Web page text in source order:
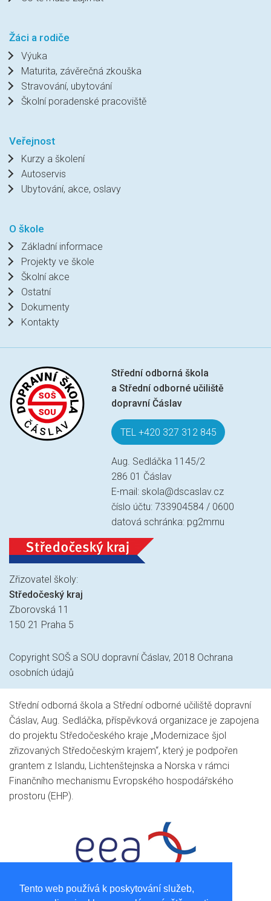
Tento web používá k poskytování služeb,
Žáci a rodiče
Výuka
Maturita, závěrečná zkouška
Stravování, ubytování
Školní poradenské pracoviště
Veřejnost
Kurzy a školení
Autoservis
Ubytování, akce, oslavy
O škole
Základní informace
Projekty ve škole
Školní akce
Ostatní
Dokumenty
Kontakty
Střední odborná škola
a Střední odborné učiliště
dopravní Čáslav
TEL +420 327 312 845
Aug. Sedláčka 1145/2
286 01 Čáslav
E-mail:skola@dscaslav.cz
číslo účtu: 733904584 / 0600
datová schránka: pg2mrnu
Zřizovatel školy:
Středočeský kraj
Zborovská 11
150 21 Praha 5
Copyright SOŠ a SOU dopravní Čáslav, 2018 Ochrana
osobních údajů
Střední odborná škola a Střední odborné učiliště dopravní
Čáslav, Aug. Sedláčka, příspěvková organizace je zapojena
do projektu Středočeského kraje „Modernizace šjol
zřizovaných Středočeským krajem“, který je podpořen
grantem z Islandu, Lichtenštejnska a Norska v rámci
Finančního mechanismu Evropského hospodářského
prostoru (EHP).